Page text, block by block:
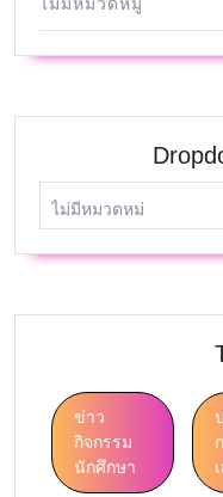
ไม่มีหมวดหมู่
ข่าว
กิจกรรม
นักศึกษา